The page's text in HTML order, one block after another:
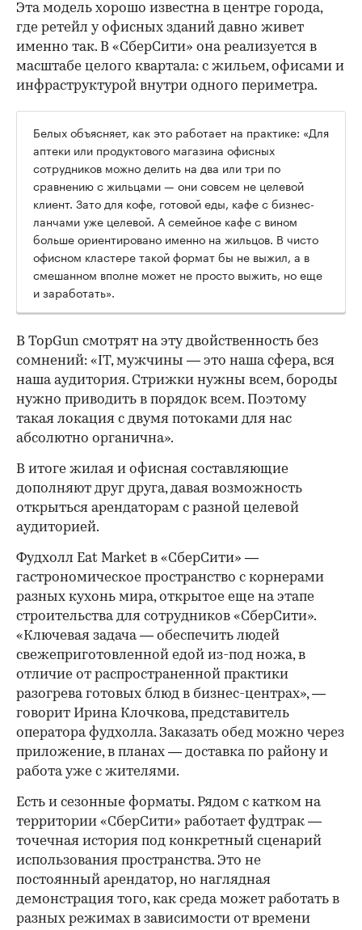
Эта модель хорошо известна в центре города,
где ретейл у офисных зданий давно живет
именно так. В «СберСити» она реализуется в
масштабе целого квартала: с жильем, офисами и
инфраструктурой внутри одного периметра.
Белых объясняет, как это работает на практике: «Для
аптеки или продуктового магазина офисных
сотрудников можно делить на два или три по
сравнению с жильцами — они совсем не целевой
клиент. Зато для кофе, готовой еды, кафе с бизнес-
ланчами уже целевой. А семейное кафе с вином
больше ориентировано именно на жильцов. В чисто
офисном кластере такой формат бы не выжил, а в
смешанном вполне может не просто выжить, но еще
и заработать».
В TopGun смотрят на эту двойственность без
сомнений: «IT, мужчины — это наша сфера, вся
наша аудитория. Стрижки нужны всем, бороды
нужно приводить в порядок всем. Поэтому
такая локация с двумя потоками для нас
абсолютно органична».
В итоге жилая и офисная составляющие
дополняют друг друга, давая возможность
открыться арендаторам с разной целевой
аудиторией.
Фудхолл Eat Market в «СберСити» —
гастрономическое пространство с корнерами
разных кухонь мира, открытое еще на этапе
строительства для сотрудников «СберСити».
«Ключевая задача — обеспечить людей
свежеприготовленной едой из-под ножа, в
отличие от распространенной практики
разогрева готовых блюд в бизнес-центрах», —
говорит Ирина Клочкова, представитель
оператора фудхолла. Заказать обед можно через
приложение, в планах — доставка по району и
работа уже с жителями.
Есть и сезонные форматы. Рядом с катком на
территории «СберСити» работает фудтрак —
точечная история под конкретный сценарий
использования пространства. Это не
постоянный арендатор, но наглядная
демонстрация того, как среда может работать в
разных режимах в зависимости от времени